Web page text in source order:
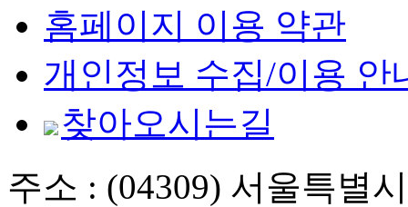
홈페이지 이용 약관
개인정보 수집/이용 안
찾아오시는길
주소 : (04309) 서울특별